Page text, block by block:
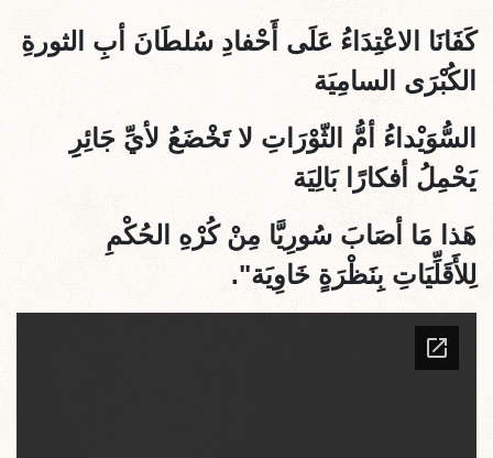
كَفَانَا الاعْتِدَاءُ عَلَى أَحْفادِ سُلطَانَ أبِ الثورةِ
الكُبْرَى السامِيَة
السُّوَيْداءُ أمُّ الثّوْرَاتِ لا تَخْضَعُ لأيِّ جَائِرِِ
يَحْمِلُ أفكارًا بَالِيَة
هَذا مَا أصَابَ سُورِيَّا مِنْ كُرْهِ الحُكْمِ
لِلأَقَلِّيَاتِ بِنَظْرَةٍ خَاوِيَة".